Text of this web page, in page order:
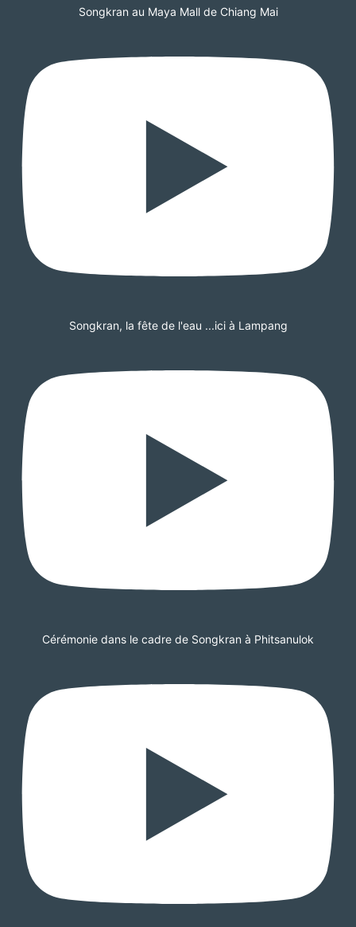
Songkran au Maya Mall de Chiang Mai
Songkran, la fête de l'eau ...ici à Lampang
Cérémonie dans le cadre de Songkran à Phitsanulok